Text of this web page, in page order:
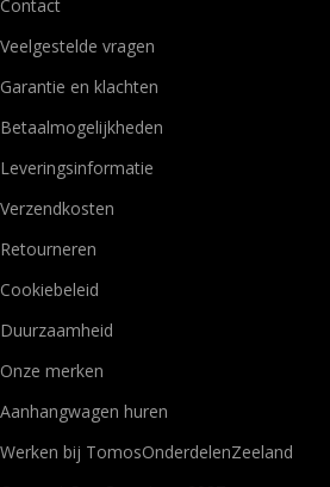
Contact
Veelgestelde vragen
Garantie en klachten
Betaalmogelijkheden
Leveringsinformatie
Verzendkosten
Retourneren
Cookiebeleid
Duurzaamheid
Onze merken
Aanhangwagen huren
Werken bij TomosOnderdelenZeeland